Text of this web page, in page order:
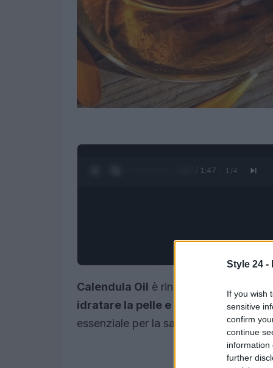
Style 24 -
If you wish
sensitive
confirm
continue
information
further
0:28 / 1:47 1 /4
Calendula Oil è rinomato per i suoi
idratare la pelle e prevenire
essenziale per la salute della pelle.